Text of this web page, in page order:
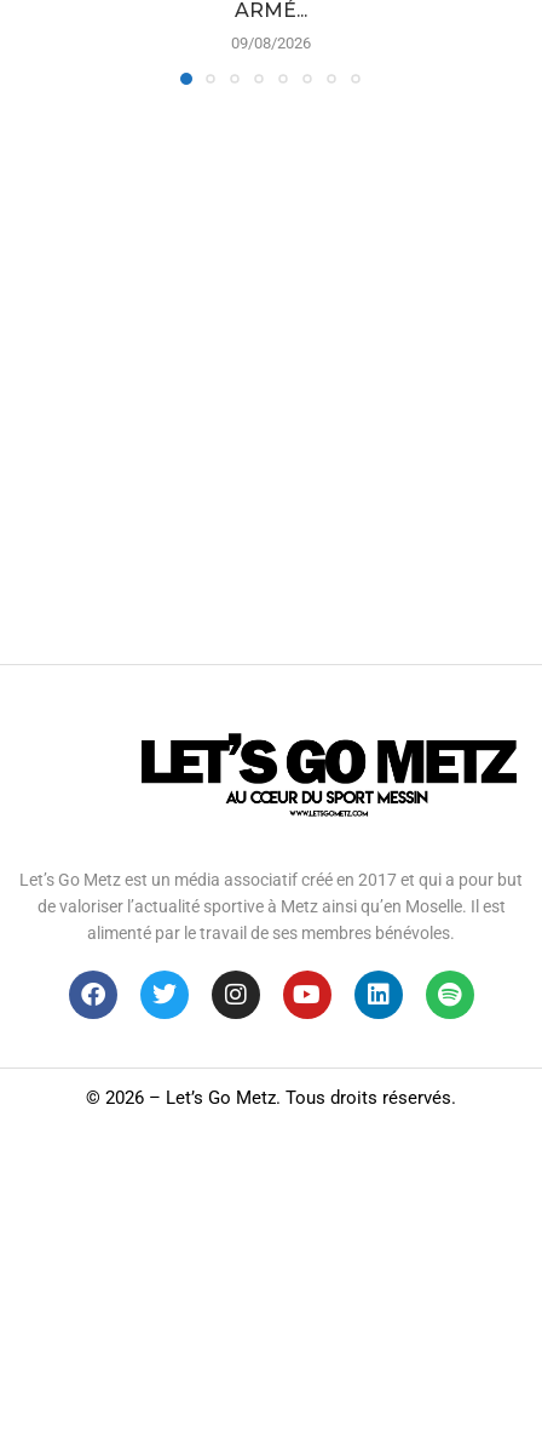
ARMÉ...
09/08/2026
Let’s Go Metz est un média associatif créé en 2017 et qui a pour but
de valoriser l’actualité sportive à Metz ainsi qu’en Moselle. Il est
alimenté par le travail de ses membres bénévoles.
© 2026 – Let’s Go Metz. Tous droits réservés.